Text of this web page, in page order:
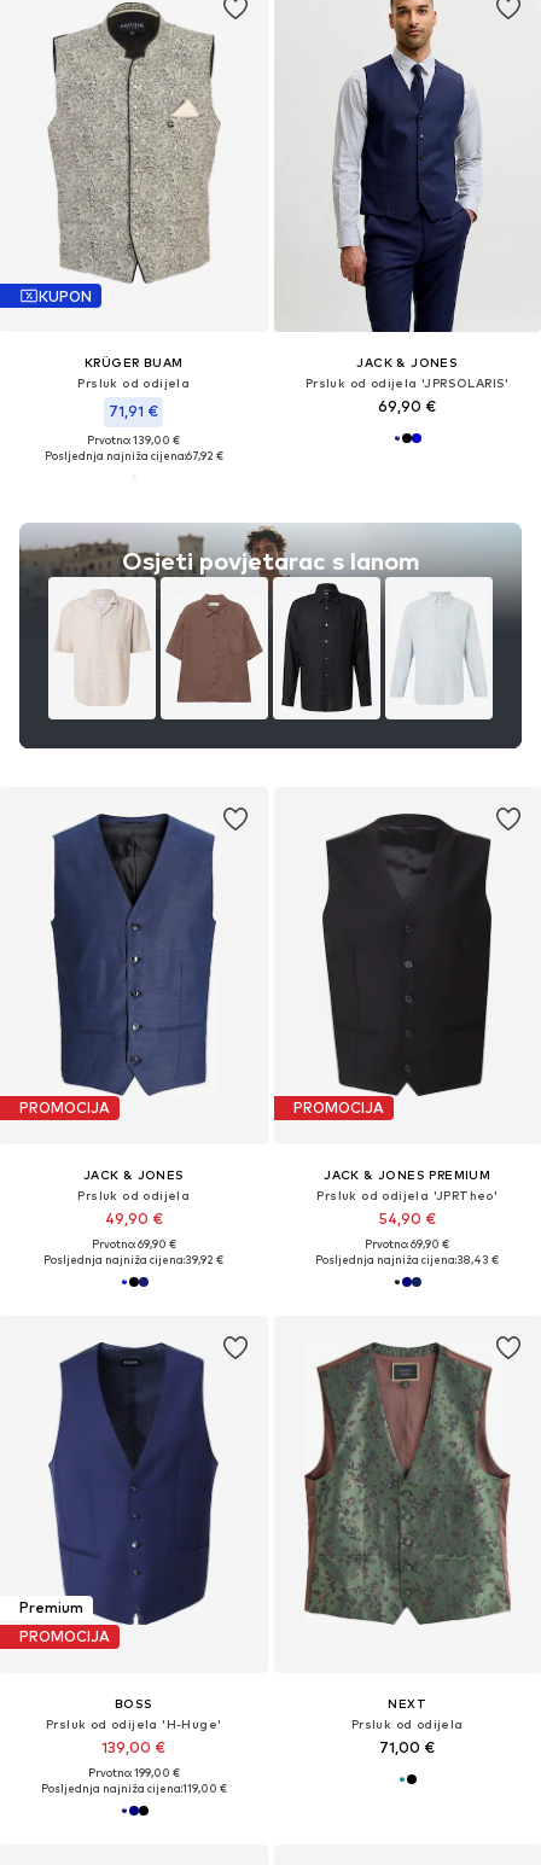
KUPON
KRÜGER BUAM
Prsluk od odijela
71,91 €
Prvotno: 139,00 €
Posljednja najniža cijena:67,92 €
Osjeti povjetarac s lanom
JACK & JONES
Prsluk od odijela 'JPRSOLARIS'
69,90 €
PROMOCIJA
JACK & JONES
Prsluk od odijela
49,90 €
Prvotno: 69,90 €
Posljednja najniža cijena:39,92 €
PROMOCIJA
JACK & JONES PREMIUM
Prsluk od odijela 'JPRTheo'
54,90 €
Prvotno: 69,90 €
Posljednja najniža cijena:38,43 €
Premium
PROMOCIJA
BOSS
Prsluk od odijela 'H-Huge'
139,00 €
Prvotno: 199,00 €
Posljednja najniža cijena:119,00 €
NEXT
Prsluk od odijela
71,00 €